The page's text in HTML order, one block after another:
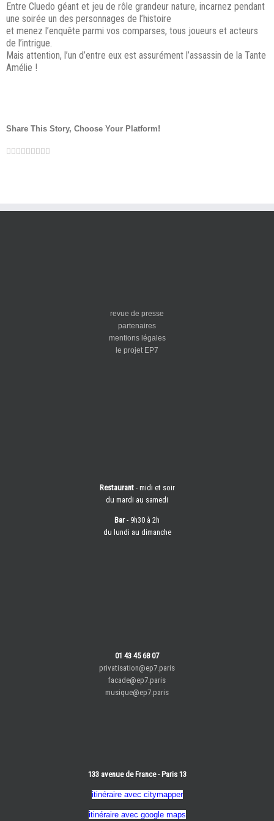
Entre Cluedo géant et jeu de rôle grandeur nature, incarnez pendant
une soirée un des personnages de l’histoire
et menez l’enquête parmi vos comparses, tous joueurs et acteurs
de l’intrigue.
Mais attention, l’un d’entre eux est assurément l’assassin de la Tante
Amélie !
Share This Story, Choose Your Platform!
Facebook
Twitter
LinkedIn
Reddit
Google+
Tumblr
Pinterest
Vk
revue de presse
partenaires
mentions légales
le projet EP7
Restaurant- midi et soir
du mardi au samedi
Bar- 9h30 à 2h
du lundi au dimanche
01 43 45 68 07
privatisation@ep7.paris
facade@ep7.paris
musique@ep7.paris
133 avenue de France - Paris 13
itinéraire avec citymapper
itinéraire avec google maps